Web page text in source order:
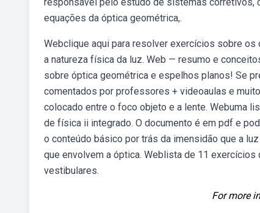
equações da óptica geométrica,.
Webclique aqui para resolver exercícios sobre
a natureza física da luz. Web — resumo e
sobre óptica geométrica e espelhos planos! Se
comentados por professores + videoaulas e
colocado entre o foco objeto e a lente. Webuma
de física ii integrado. O documento é em pdf e
o conteúdo básico por trás da imensidão que a
que envolvem a óptica. Weblista de 11
vestibulares.
For more